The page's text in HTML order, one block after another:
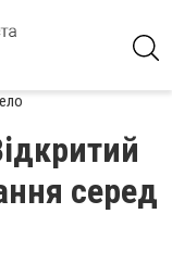
серед